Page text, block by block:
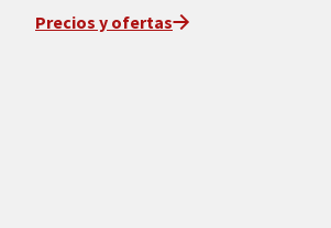
Precios y ofertas